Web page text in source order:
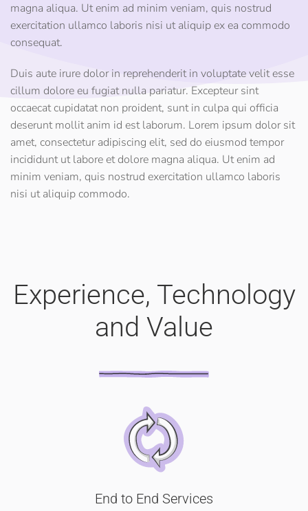
magna aliqua. Ut enim ad minim veniam, quis nostrud
exercitation ullamco laboris nisi ut aliquip ex ea commodo
consequat.
Duis aute irure dolor in reprehenderit in voluptate velit esse
cillum dolore eu fugiat nulla pariatur. Excepteur sint
occaecat cupidatat non proident, sunt in culpa qui officia
deserunt mollit anim id est laborum. Lorem ipsum dolor sit
amet, consectetur adipiscing elit, sed do eiusmod tempor
incididunt ut labore et dolore magna aliqua. Ut enim ad
minim veniam, quis nostrud exercitation ullamco laboris
nisi ut aliquip commodo.
Experience, Technology
and Value
End to End Services